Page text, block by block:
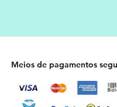
Meios de pagamentos